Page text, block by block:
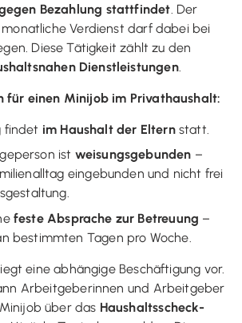
Bezahlung stattfindet . Der
Verdienst darf dabei bei
Diese Tätigkeit zählt zu den
Dienstleistungen.
für einen Minijob im Privathaushalt:
findet im Haushalt der Elternstatt.
ist weisungsgebunden –
eingebunden und nicht frei
feste Absprache zur Betreuung –
bestimmten Tagen pro Woche.
eine abhängige Beschäftigung vor.
Arbeitgeberinnen und Arbeitgeber
über das Haushaltsscheck-